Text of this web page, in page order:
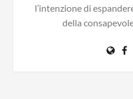
l’intenzione di
della